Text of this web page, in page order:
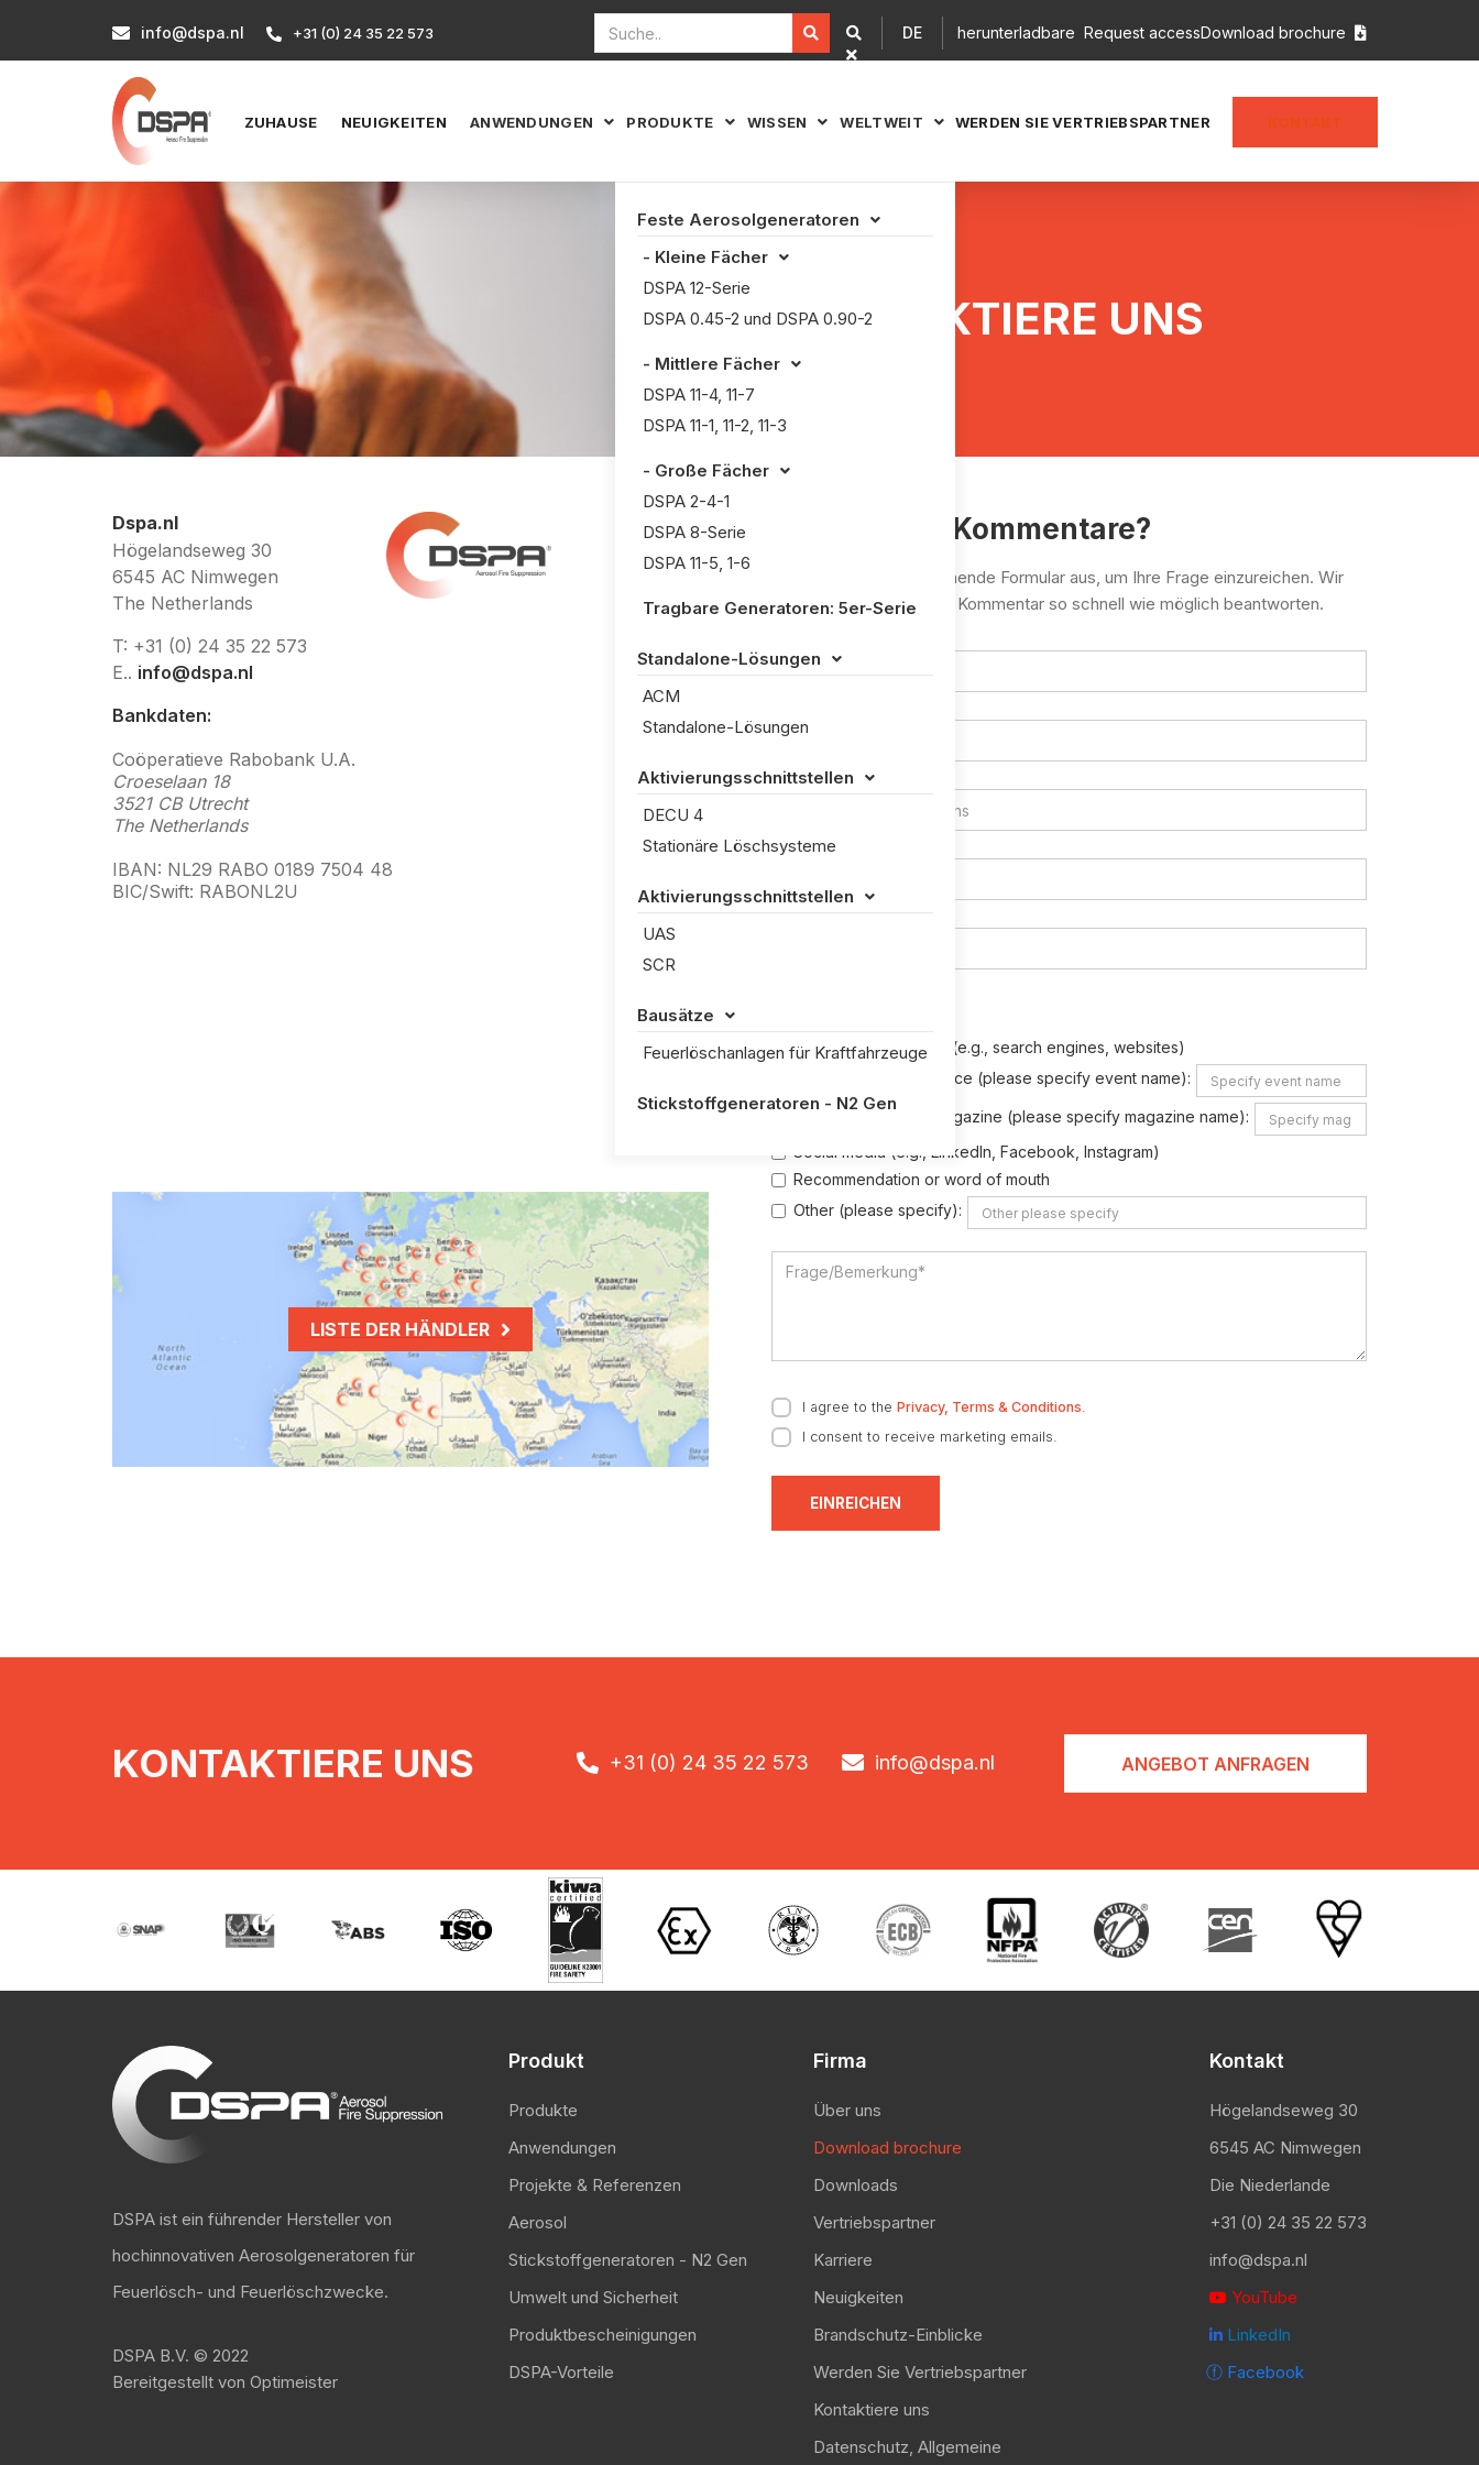
 info@dspa.nl  +31 (0) 24 35 22 573


DE herunterladbare Request accessDownload brochure 
ZUHAUSE NEUIGKEITEN ANWENDUNGEN  PRODUKTE 
Feste Aerosolgeneratoren 
- Kleine Fächer 
DSPA 12-Serie
DSPA 0.45-2 und DSPA 0.90-2
- Mittlere Fächer 
DSPA 11-4, 11-7
DSPA 11-1, 11-2, 11-3
- Große Fächer 
DSPA 2-4-1
DSPA 8-Serie
DSPA 11-5, 1-6
Tragbare Generatoren: 5er-Serie
Standalone-Lösungen 
ACM
Standalone-Lösungen
Aktivierungsschnittstellen 
DECU 4
Stationäre Löschsysteme
Aktivierungsschnittstellen 
UAS
SCR
Bausätze 
Feuerlöschanlagen für Kraftfahrzeuge
Stickstoffgeneratoren - N2 Gen
WISSEN  WELTWEIT  WERDEN SIE VERTRIEBSPARTNER KONTAKT
KONTAKTIERE UNS
Dspa.nl
Högelandseweg 30
6545 AC Nimwegen
The Netherlands
T: +31 (0) 24 35 22 573
E.. info@dspa.nl
Bankdaten:
Coöperatieve Rabobank U.A.
Croeselaan 18
3521 CB Utrecht
The Netherlands
IBAN: NL29 RABO 0189 7504 48
BIC/Swift: RABONL2U
LISTE DER HÄNDLER 
Fragen oder Kommentare?
Füllen Sie das unten stehende Formular aus, um Ihre Frage einzureichen. Wir
werden Ihre Frage/Ihren Kommentar so schnell wie möglich beantworten.
Browsing the internet (e.g., search engines, websites)
Exhibition or conference (please specify event name):
Advertisement in a magazine (please specify magazine name):
Social media (e.g., LinkedIn, Facebook, Instagram)
Recommendation or word of mouth
Other (please specify):
I agree to the Privacy, Terms & Conditions
I consent to receive marketing emails.
KONTAKTIERE UNS  +31 (0) 24 35 22 573  info@dspa.nl ANGEBOT ANFRAGEN
DSPA ist ein führender Hersteller von
hochinnovativen Aerosolgeneratoren für
Feuerlösch- und Feuerlöschzwecke.
DSPA B.V. © 2022
Bereitgestellt von Optimeister
Produkt
Produkte
Anwendungen
Projekte & Referenzen
Aerosol
Stickstoffgeneratoren - N2 Gen
Umwelt und Sicherheit
Produktbescheinigungen
DSPA-Vorteile
Firma
Über uns
Download brochure
Downloads
Vertriebspartner
Karriere
Neuigkeiten
Brandschutz-Einblicke
Werden Sie Vertriebspartner
Kontaktiere uns
Datenschutz, Allgemeine
Kontakt
Högelandseweg 30
6545 AC Nimwegen
Die Niederlande
+31 (0) 24 35 22 573
info@dspa.nl
 YouTube
 LinkedIn
ⓕ Facebook